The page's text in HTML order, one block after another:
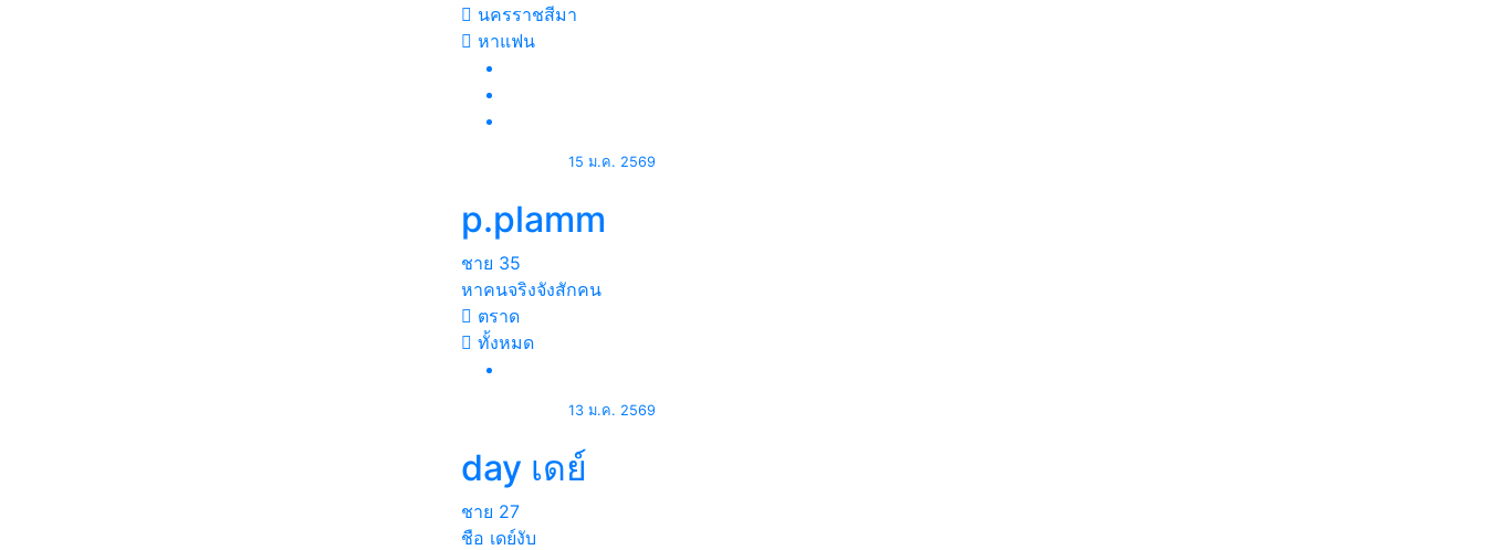
นครราชสีมา
หาแฟน
15 ม.ค. 2569
p.plamm
ชาย 35
หาคนจริงจังสักคน
ตราด
ทั้งหมด
13 ม.ค. 2569
day เดย์
ชาย 27
ชือ เดย์งับ